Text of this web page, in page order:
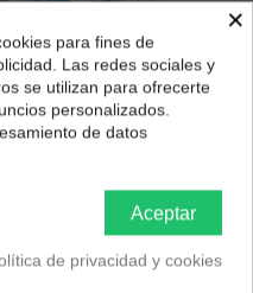
tu pedido?
mostrarte los precios e
para tu región.
×
para fines de
Las redes sociales y
se utilizan para ofrecerte
personalizados.
de datos
Aceptar
de privacidad y cookies